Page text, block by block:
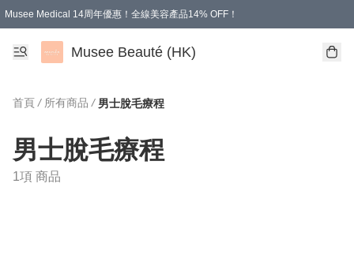
Musee Medical 14周年優惠！全線美容產品14% OFF！
凡購物滿HKD 500.00即享運費減免優惠
Musee Beauté (HK)
首頁 / 所有商品 / 男士脫毛療程
男士脫毛療程
1項 商品